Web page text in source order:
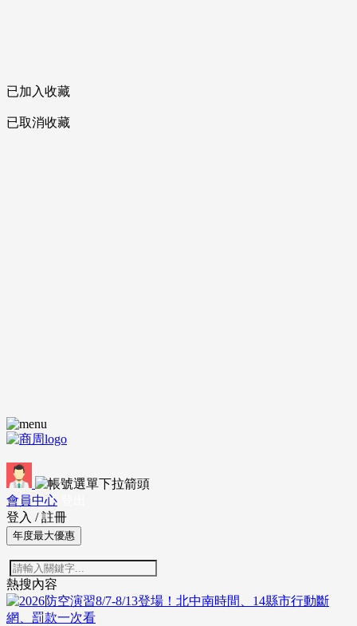
已加入收藏
已取消收藏
會員中心
登入 / 註冊
年度最大優惠
熱搜內容